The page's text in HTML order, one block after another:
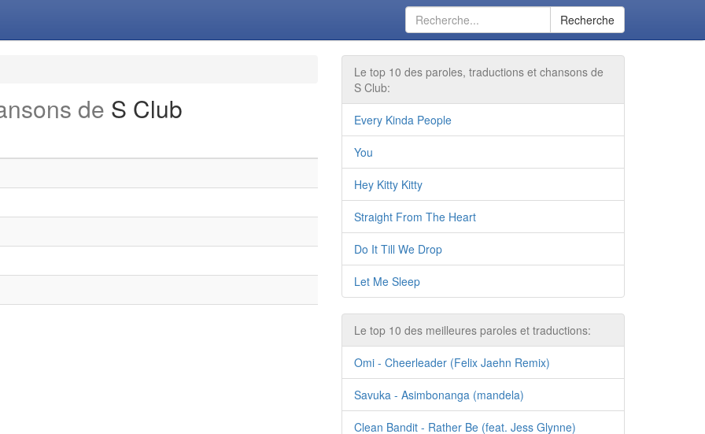
Recherche
de S Club
Le top 10 des paroles, traductions et chansons de
S Club:
Every Kinda People
You
Hey Kitty Kitty
Straight From The Heart
Do It Till We Drop
Let Me Sleep
Le top 10 des meilleures paroles et traductions:
Omi - Cheerleader (Felix Jaehn Remix)
Savuka - Asimbonanga (mandela)
Clean Bandit - Rather Be (feat. Jess Glynne)